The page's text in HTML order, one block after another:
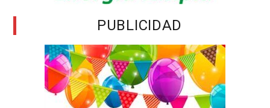
PUBLICIDAD